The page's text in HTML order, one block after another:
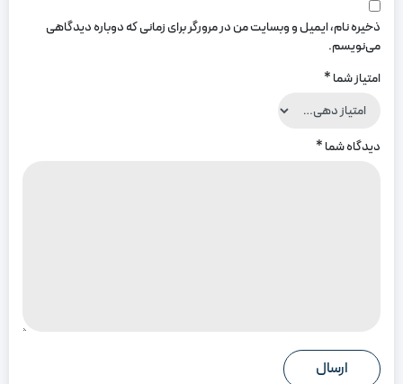
ذخیره نام، ایمیل و وبسایت من در مرورگر برای زمانی که دوباره دیدگاهی
می‌نویسم.
امتیاز شما*
دیدگاه شما*